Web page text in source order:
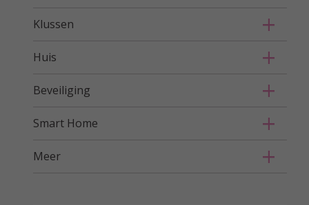
Klussen
Huis
Beveiliging
Smart Home
Meer